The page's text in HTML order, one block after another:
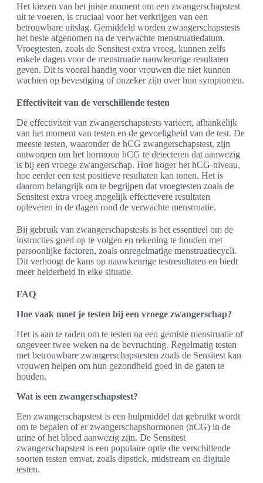
Het kiezen van het juiste moment om een zwangerschapstest
uit te voeren, is cruciaal voor het verkrijgen van een
betrouwbare uitslag. Gemiddeld worden zwangerschapstests
het beste afgenomen na de verwachte menstruatiedatum.
Vroegtesten, zoals de Sensitest extra vroeg, kunnen zelfs
enkele dagen voor de menstruatie nauwkeurige resultaten
geven. Dit is vooral handig voor vrouwen die niet kunnen
wachten op bevestiging of onzeker zijn over hun symptomen.
Effectiviteit van de verschillende testen
De effectiviteit van zwangerschapstests varieert, afhankelijk
van het moment van testen en de gevoeligheid van de test. De
meeste testen, waaronder de hCG zwangerschapstest, zijn
ontworpen om het hormoon hCG te detecteren dat aanwezig
is bij een vroege zwangerschap. Hoe hoger het hCG-niveau,
hoe eerder een test positieve resultaten kan tonen. Het is
daarom belangrijk om te begrijpen dat vroegtesten zoals de
Sensitest extra vroeg mogelijk effectievere resultaten
opleveren in de dagen rond de verwachte menstruatie.
Bij gebruik van zwangerschapstests is het essentieel om de
instructies goed op te volgen en rekening te houden met
persoonlijke factoren, zoals onregelmatige menstruatiecycli.
Dit verhoogt de kans op nauwkeurige testresultaten en biedt
meer helderheid in elke situatie.
FAQ
Hoe vaak moet je testen bij een vroege zwangerschap?
Het is aan te raden om te testen na een gemiste menstruatie of
ongeveer twee weken na de bevruchting. Regelmatig testen
met betrouwbare zwangerschapstesten zoals de Sensitest kan
vrouwen helpen om hun gezondheid goed in de gaten te
houden.
Wat is een zwangerschapstest?
Een zwangerschapstest is een hulpmiddel dat gebruikt wordt
om te bepalen of er zwangerschapshormonen (hCG) in de
urine of het bloed aanwezig zijn. De Sensitest
zwangerschapstest is een populaire optie die verschillende
soorten testen omvat, zoals dipstick, midstream en digitale
testen.